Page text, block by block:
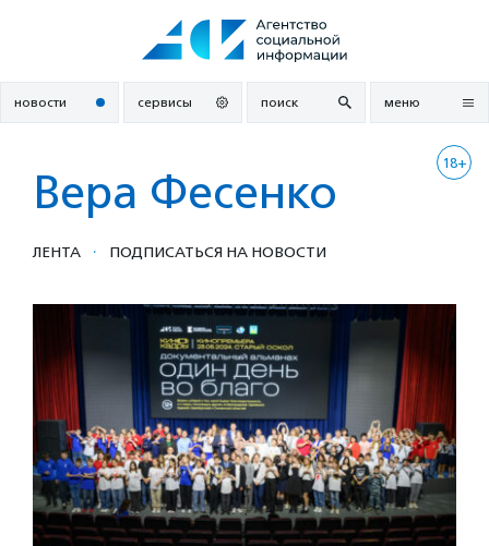
новости сервисы поиск меню
18+
Вера Фесенко
ЛЕНТА · ПОДПИСАТЬСЯ НА НОВОСТИ